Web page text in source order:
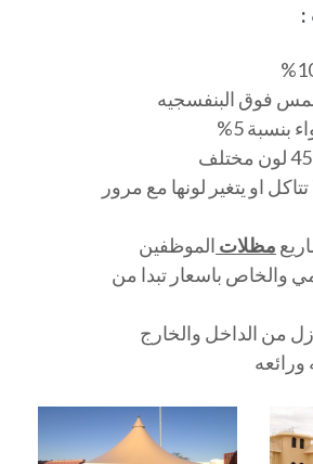
:
فوق البنفسجيه
5%
او يتغير لونها مع مرور
مظلات الموظفين
والخاص باسعار تبدا من
من الداخل والخارج